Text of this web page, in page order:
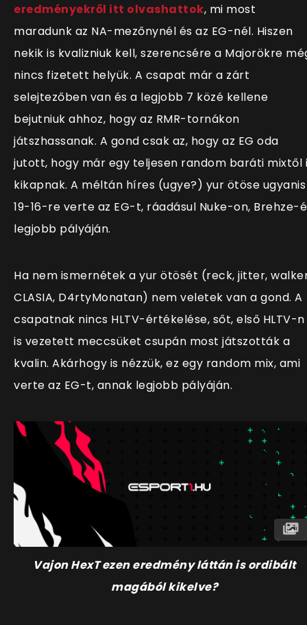
eredményekről itt olvashattok, mi most
maradunk az NA-mezőnynél és az EG-nél. Hiszen
nekik is kvalizniuk kell, szerencsére a Majorökre
nincs fizetett helyük. A csapat már a zárt
selejtezőben van és a legjobb 7 közé kellene
bejutniuk ahhoz, hogy az RMR-tornákon
játszhassanak. A gond csak az, hogy az EG oda
jutott, hogy már egy teljesen random baráti mixtől
kikapnak. A méltán híres (ugye?) yur ötöse ugyanis
19-16-re verte az EG-t, ráadásul Nuke-on, Brehze-
legjobb pályáján.
Ha nem ismernétek a yur ötösét (reck, jitter,
CLASIA, D4rtyMonatan) nem veletek van a gond. A
csapatnak nincs HLTV-értékelése, sőt, első HLTV-n
is vezetett meccsüket csupán most játszották a
kvalin. Akárhogy is nézzük, ez egy random mix, ami
verte az EG-t, annak legjobb pályáján.
Vajon HexT ezen eredmény láttán is ordibált
magából kikelve?